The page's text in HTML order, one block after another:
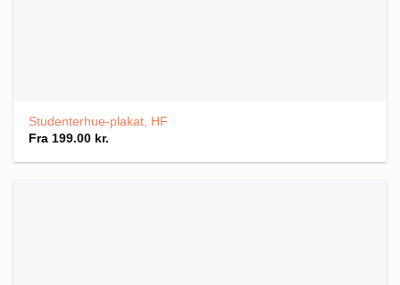
Studenterhue-plakat, HF
Fra 199.00 kr.